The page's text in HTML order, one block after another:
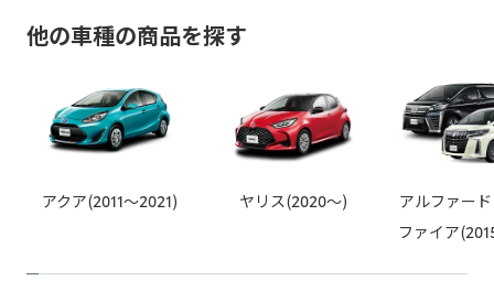
※トヨタ販売店で取付等を行っている場合でも非純正品の場合
例：車両ECUと車両ワイヤーハーネスの間に取り付ける社外品
（テレビキャンセラー、パワーバックドアオープンキット等）
例：カー用品店でのスピーカー取り付け、社外品の安全装備取
り付け、社外品のカーナビなど
他の車種の商品を探す
アクア(2011～2021) ヤリス(2020～)
アルファー
ファイア